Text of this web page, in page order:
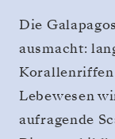
Die
ausmacht:
Korallenriffen
Lebewesen
aufragende